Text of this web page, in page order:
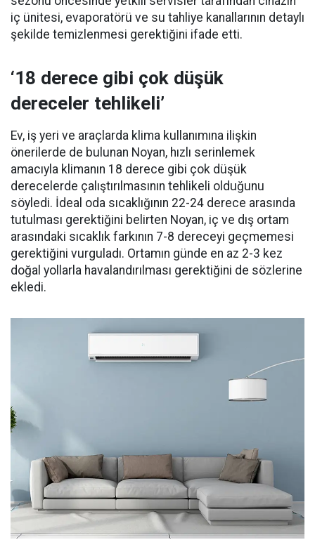
iç ünitesi, evaporatörü ve su tahliye kanallarının detaylı
şekilde temizlenmesi gerektiğini ifade etti.
‘18 derece gibi çok düşük
dereceler tehlikeli’
Ev, iş yeri ve araçlarda klima kullanımına ilişkin
önerilerde de bulunan Noyan, hızlı serinlemek
amacıyla klimanın 18 derece gibi çok düşük
derecelerde çalıştırılmasının tehlikeli olduğunu
söyledi. İdeal oda sıcaklığının 22-24 derece arasında
tutulması gerektiğini belirten Noyan, iç ve dış ortam
arasındaki sıcaklık farkının 7-8 dereceyi geçmemesi
gerektiğini vurguladı. Ortamın günde en az 2-3 kez
doğal yollarla havalandırılması gerektiğini de sözlerine
ekledi.